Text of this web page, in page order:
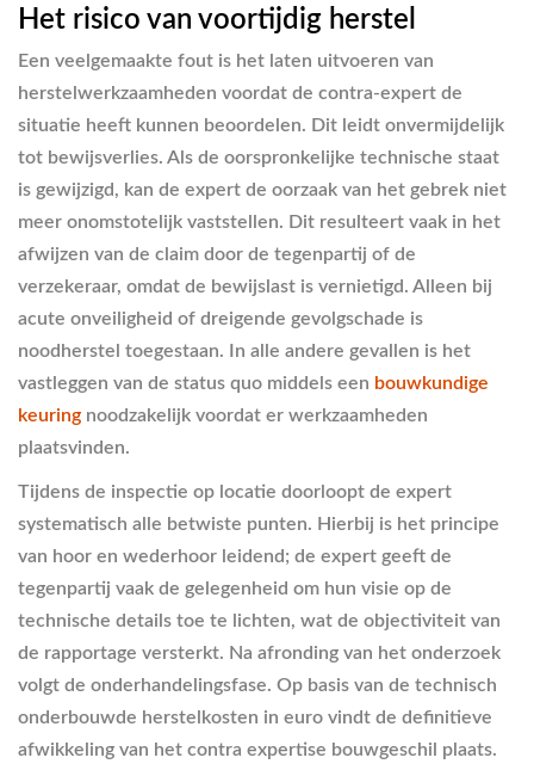
Het risico van voortijdig herstel
Een veelgemaakte fout is het laten uitvoeren van
herstelwerkzaamheden voordat de contra-expert de
situatie heeft kunnen beoordelen. Dit leidt onvermijdelijk
tot bewijsverlies. Als de oorspronkelijke technische staat
is gewijzigd, kan de expert de oorzaak van het gebrek niet
meer onomstotelijk vaststellen. Dit resulteert vaak in het
afwijzen van de claim door de tegenpartij of de
verzekeraar, omdat de bewijslast is vernietigd. Alleen bij
acute onveiligheid of dreigende gevolgschade is
noodherstel toegestaan. In alle andere gevallen is het
vastleggen van de status quo middels een bouwkundige
keuring noodzakelijk voordat er werkzaamheden
plaatsvinden.
Tijdens de inspectie op locatie doorloopt de expert
systematisch alle betwiste punten. Hierbij is het principe
van hoor en wederhoor leidend; de expert geeft de
tegenpartij vaak de gelegenheid om hun visie op de
technische details toe te lichten, wat de objectiviteit van
de rapportage versterkt. Na afronding van het onderzoek
volgt de onderhandelingsfase. Op basis van de technisch
onderbouwde herstelkosten in euro vindt de definitieve
afwikkeling van het contra expertise bouwgeschil plaats.